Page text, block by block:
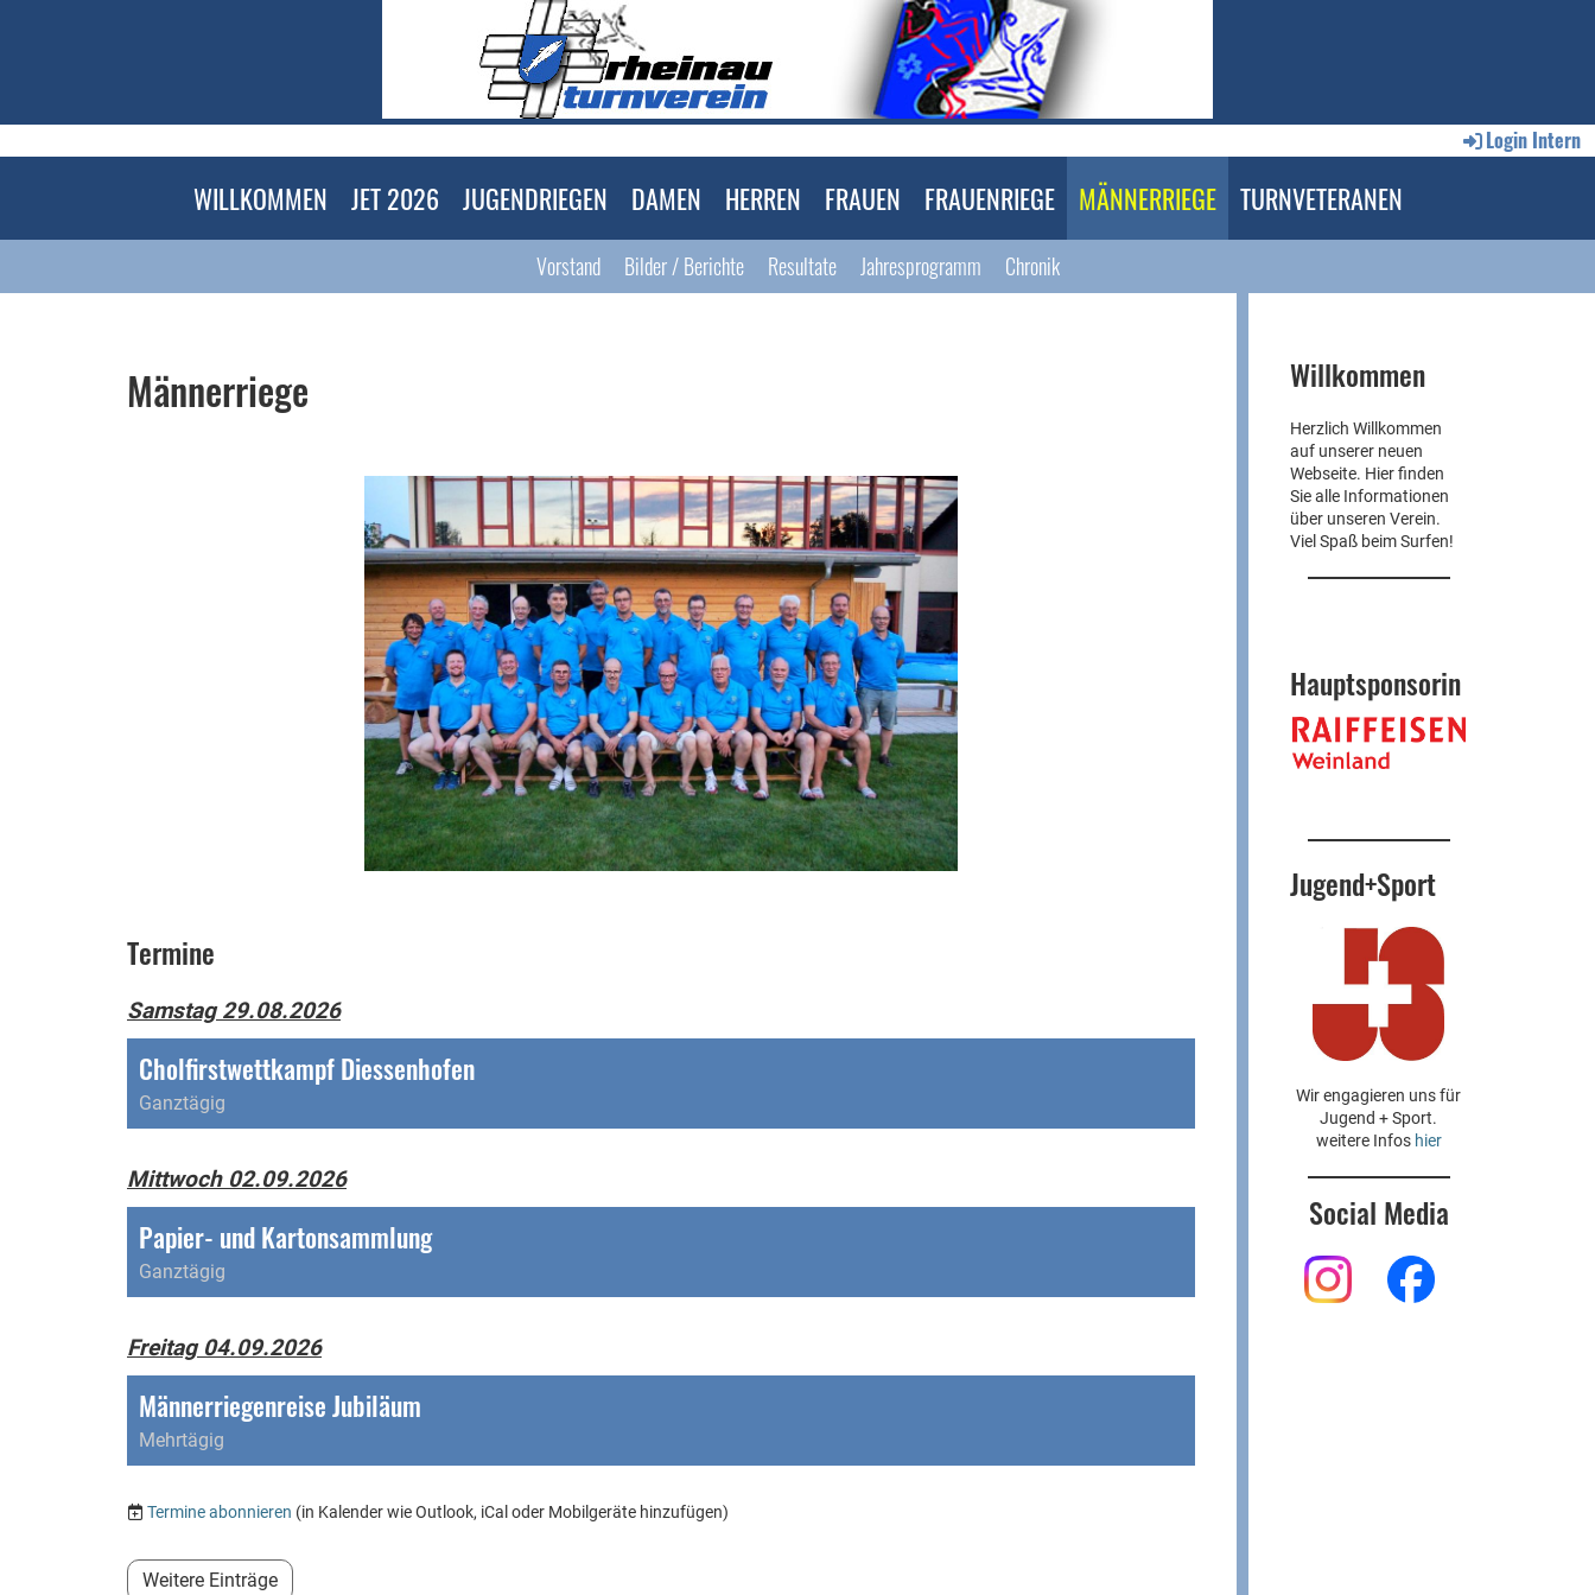
Login Intern
WILLKOMMEN JET 2026 JUGENDRIEGEN DAMEN HERREN FRAUEN FRAUENRIEGE MÄNNERRIEGE TURNVETERANEN
Vorstand Bilder / Berichte Resultate Jahresprogramm Chronik
Männerriege
Termine
Samstag 29.08.2026
Cholfirstwettkampf Diessenhofen
Ganztägig
Mittwoch 02.09.2026
Papier- und Kartonsammlung
Ganztägig
Freitag 04.09.2026
Männerriegenreise Jubiläum
Mehrtägig
Termine abonnieren (in Kalender wie Outlook, iCal oder Mobilgeräte hinzufügen)
Weitere Einträge
Willkommen
Herzlich Willkommen
auf unserer neuen
Webseite. Hier finden
Sie alle Informationen
über unseren Verein.
Viel Spaß beim Surfen!
Hauptsponsorin
Jugend+Sport
Wir engagieren uns für
Jugend + Sport.
weitere Infos hier
Social Media